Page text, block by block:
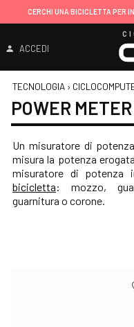
CERCHI UNA BICICLETTA PER
ACCEDI
TECNOLOGIA ›
POWER
Un misuratore di
misura la potenza
misuratore di
bicicletta: mozzo,
guarnitura o corone.